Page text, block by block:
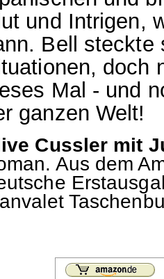
und Intrigen,
Bell steckte
doch
Mal - und
ganzen Welt!
Cussler mit
Aus dem